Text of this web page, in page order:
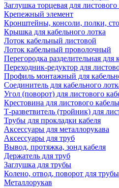
Заглушка торцевая для листового
Крепежный элемент
Кронштейны, консоли, полки,
Крышка для кабельного лотка
Лоток кабельный листовой
Лоток кабельный проволочный
Перегородка разделительная для
Переходник-редуктор для
Профиль монтажный для
Соединитель для кабельного
Угол (поворот) для листового
Крестовина для листового
Т-разветвитель (тройник) для
Трубы для прокладки кабеля
Аксессуары для металлорукава
Аксессуары для труб
Вывод, протяжка, зонд кабеля
Держатель для труб
Заглушка для трубы
Колено, отвод, поворот для трубы
Металлорукав